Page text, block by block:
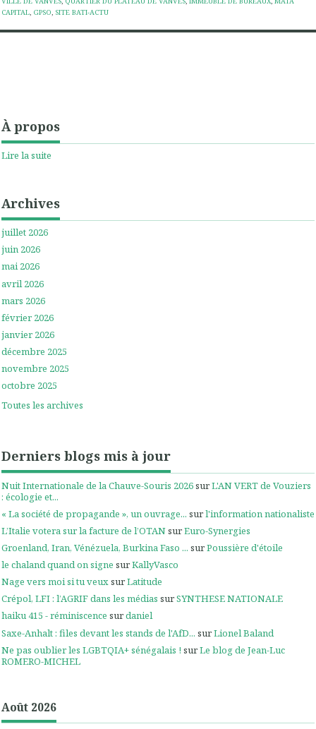
CAPITAL, GPSO, SITE BATI-ACTU
À propos
Lire la suite
Archives
juillet 2026
juin 2026
mai 2026
avril 2026
mars 2026
février 2026
janvier 2026
décembre 2025
novembre 2025
octobre 2025
Toutes les archives
Derniers blogs mis à jour
Nuit Internationale de la Chauve-Souris 2026surL'AN VERT de Vouziers
: écologie et...
« La société de propagande », un ouvrage... surl'information nationaliste
L’Italie votera sur la facture de l’OTANsurEuro-Synergies
Groenland, Iran, Vénézuela, Burkina Faso ... surPoussière d'étoile
le chaland quand on signe surKallyVasco
Nage vers moi si tu veuxsurLatitude
Crépol, LFI : l’AGRIF dans les médias surSYNTHESE NATIONALE
haiku 415 - réminiscence surdaniel
Saxe-Anhalt : files devant les stands de l'AfD... surLionel Baland
Ne pas oublier les LGBTQIA+ sénégalais ! surLe blog de Jean-Luc
ROMERO-MICHEL
Août 2026